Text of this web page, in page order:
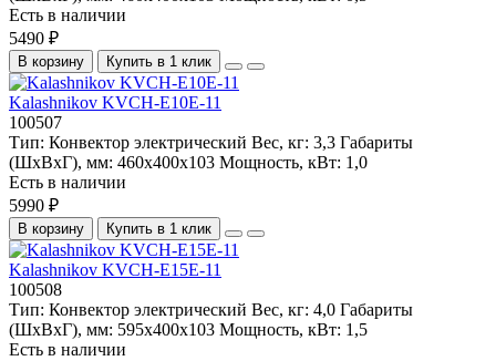
Есть в наличии
5490 ₽
В корзину Купить в 1 клик
Kalashnikov KVCH-E10E-11
100507
Тип: Конвектор электрический Вес, кг: 3,3 Габариты
(ШхВхГ), мм: 460х400х103 Мощность, кВт: 1,0
Есть в наличии
5990 ₽
В корзину Купить в 1 клик
Kalashnikov KVCH-E15E-11
100508
Тип: Конвектор электрический Вес, кг: 4,0 Габариты
(ШхВхГ), мм: 595х400х103 Мощность, кВт: 1,5
Есть в наличии